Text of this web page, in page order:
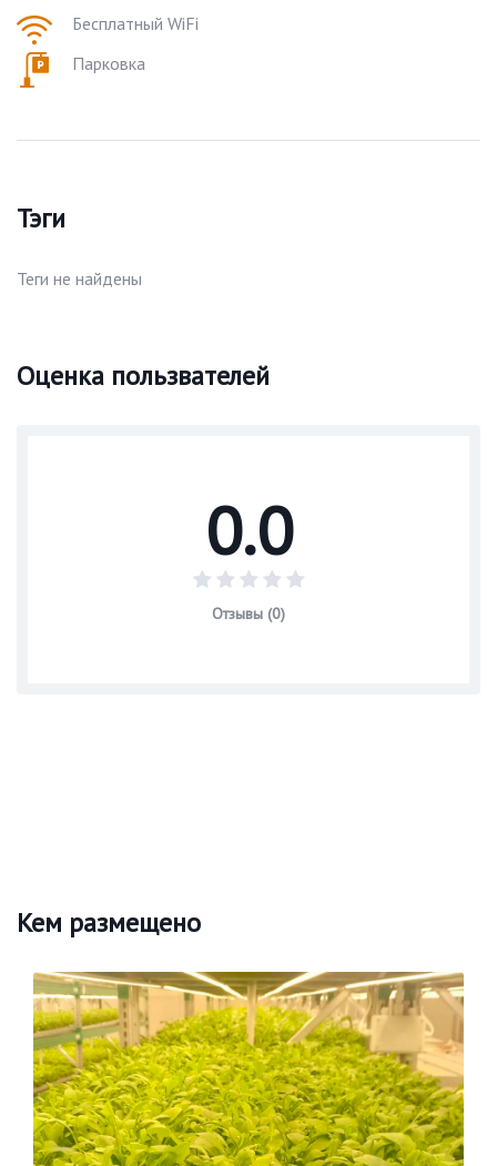
Бесплатный WiFi
Парковка
Тэги
Теги не найдены
Оценка пользвателей
0.0
Отзывы (0)
Кем размещено